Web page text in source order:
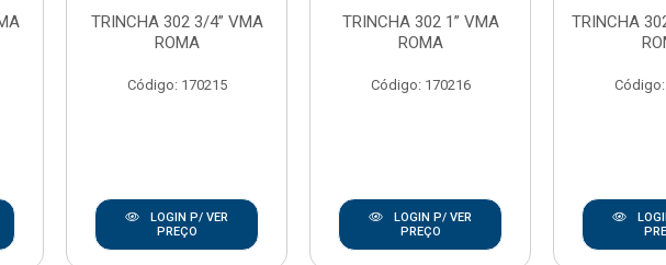
TRINCHA 302 3/4” VMA
ROMA
Código: 170215
LOGIN P/ VER
PREÇO
TRINCHA 302 1” VMA
ROMA
Código: 170216
LOGIN P/ VER
PREÇO
TRINCHA